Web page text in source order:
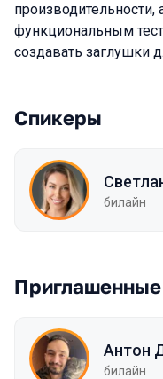
производительности,
функциональным
создавать заглушки
Спикеры
билайн
Антон
билайн